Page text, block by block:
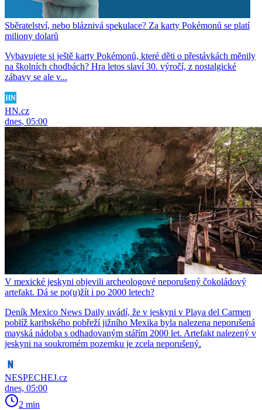
Sběratelství, nebo bláznivá spekulace? Za karty Pokémonů se platí
miliony dolarů
Vybavujete si ještě karty Pokémonů, které děti o přestávkách měnily
na školních chodbách? Hra letos slaví 30. výročí, z nostalgické
zábavy se ale v...
HN.cz
dnes, 05:00
V mexické jeskyni objevili archeologové neporušený čokoládový
artefakt. Dá se po(u)žít i po 2000 letech?
Deník Mexico News Daily uvádí, že v jeskyni v Playa del Carmen
poblíž karibského pobřeží jižního Mexika byla nalezena neporušená
mayská nádoba s odhadovaným stářím 2000 let. Artefakt nalezený v
jeskyni na soukromém pozemku je zcela neporušený.
NESPECHEJ.cz
dnes, 05:00
2 min